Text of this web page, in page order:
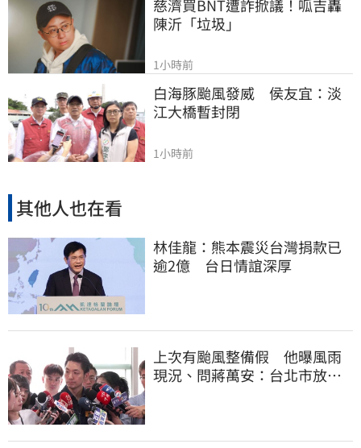
慈濟買BNT遭詐掀議！呱吉轟
陳沂「垃圾」
1小時前
白海豚颱風發威　侯友宜：淡
江大橋暫封閉
1小時前
其他人也在看
林佳龍：熊本震災台灣捐款已
逾2億 台日情誼深厚
上次有颱風整備假 他曝風雨
現況、問蔣萬安：台北市放假